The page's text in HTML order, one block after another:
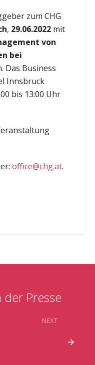
zum CHG
, 29.06.2022mit
von
bei
Das Business
Innsbruck
bis 13:00 Uhr
office@chg.at.
der Presse
NEXT